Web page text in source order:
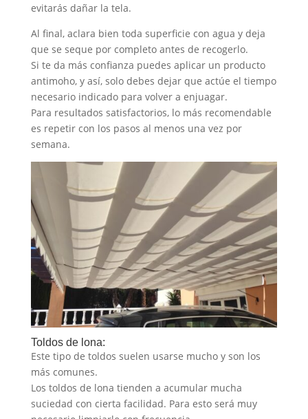
evitarás dañar la tela.
Al final, aclara bien toda superficie con agua y deja
que se seque por completo antes de recogerlo.
Si te da más confianza puedes aplicar un producto
antimoho, y así, solo debes dejar que actúe el tiempo
necesario indicado para volver a enjuagar.
Para resultados satisfactorios, lo más recomendable
es repetir con los pasos al menos una vez por
semana.
Toldos de lona:
Este tipo de toldos suelen usarse mucho y son los
más comunes.
Los toldos de lona tienden a acumular mucha
suciedad con cierta facilidad. Para esto será muy